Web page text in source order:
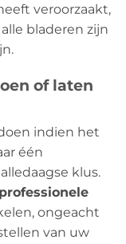
veroorzaakt,
bladeren zijn
of laten
indien het
één
klus.
​​professionele
ongeacht
van uw